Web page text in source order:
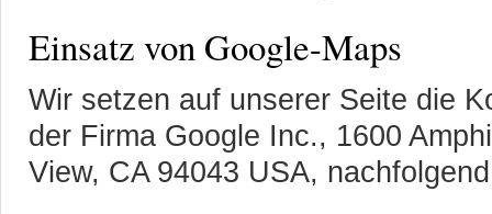
Einsatz von Google-Maps
Wir setzen auf unserer Seite die
der Firma Google Inc., 1600
View, CA 94043 USA,